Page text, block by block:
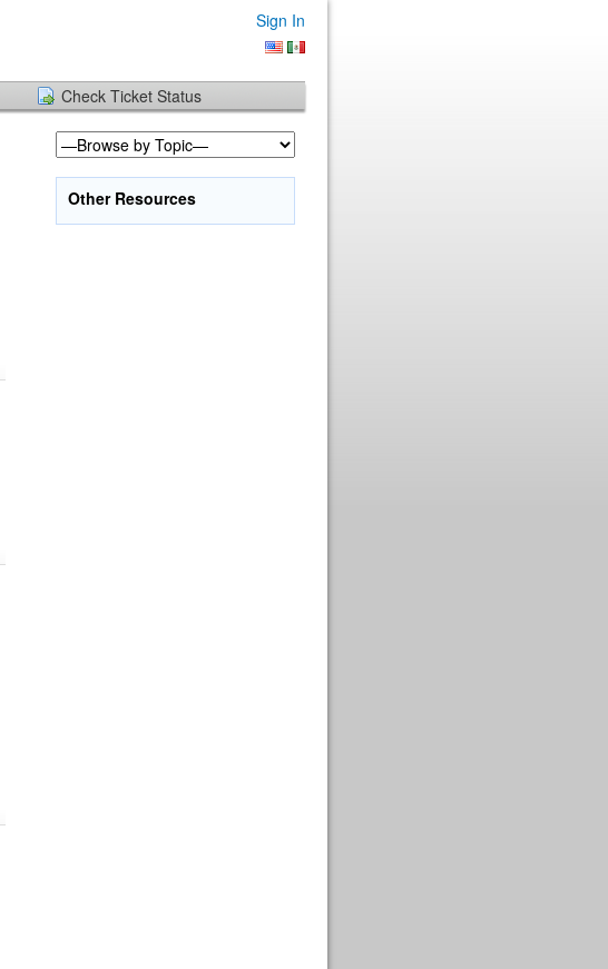
Sign In
Check Ticket Status
Other Resources